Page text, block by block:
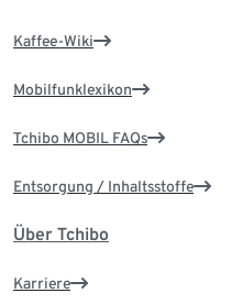
Kaffee-Wiki
Mobilfunklexikon
Tchibo MOBIL FAQs
Entsorgung / Inhaltsstoffe
Über Tchibo
Karriere